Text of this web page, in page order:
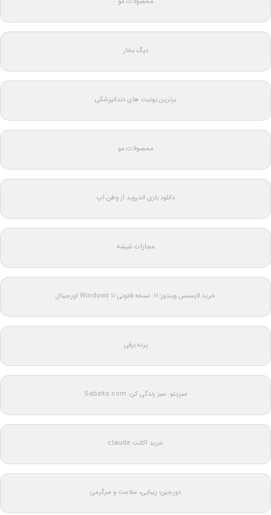
دیگ بخار
برترین یونیت های دندانپزشکی
محصولات مو
دانلود بازی اندروید از وطن اپ
مجازات شیشه
خرید لایسنس ویندوز 11: نسخه قانونی Windows 11 اورجینال
پرده برقی
سبزیتو: سبز زندگی کن: Sabzito.com
خرید اکانت claude
دورجین؛ زیبایی، سلامت و سرگرمی